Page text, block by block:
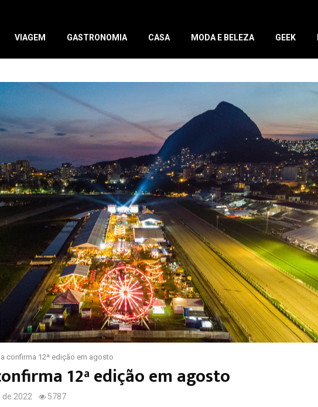
VIAGEM GASTRONOMIA CASA MODA E BELEZA GEEK
confirma 12ª edição em agosto
12ª edição em agosto
de 2022 5787